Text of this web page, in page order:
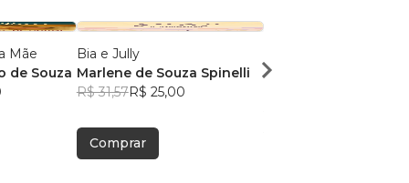
Mãe
de Souza
Bia e Jully
Marlene de Souza Spinelli
R$ 31,57R$ 25,00
Comprar
de Sua Cara Metade